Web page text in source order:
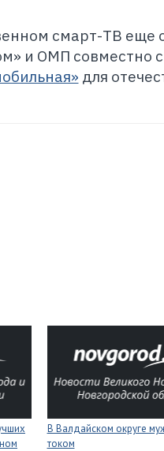
смарт-ТВ еще
и ОМП совместно
для
В Валдайском округе
током